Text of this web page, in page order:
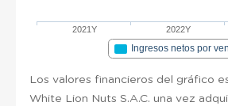
2021Y 2022Y
Ingresos netos por
Los valores financieros del gráfico
White Lion Nuts S.A.C. una vez